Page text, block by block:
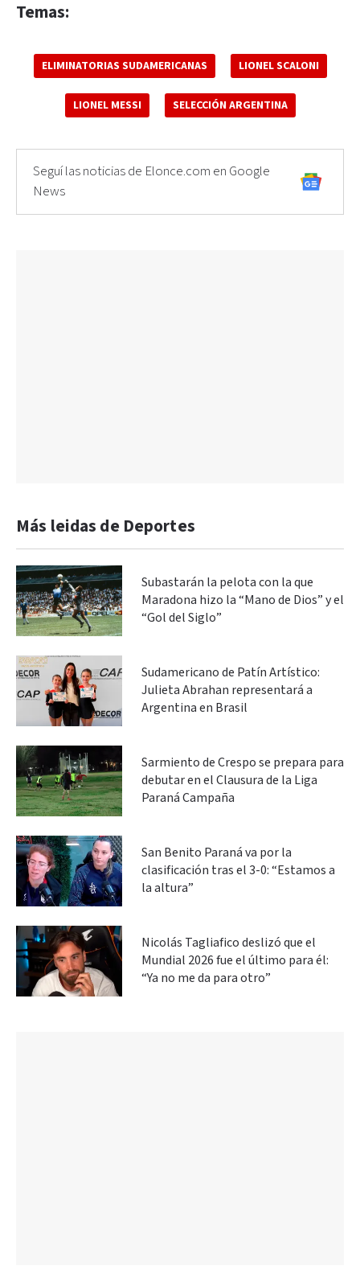
Temas:
ELIMINATORIAS SUDAMERICANAS LIONEL SCALONI
LIONEL MESSI SELECCIÓN ARGENTINA
Seguí las noticias de Elonce.com en Google
News
Más leidas de Deportes
Subastarán la pelota con la que
Maradona hizo la “Mano de Dios” y el
“Gol del Siglo”
Sudamericano de Patín Artístico:
Julieta Abrahan representará a
Argentina en Brasil
Sarmiento de Crespo se prepara para
debutar en el Clausura de la Liga
Paraná Campaña
San Benito Paraná va por la
clasificación tras el 3-0: “Estamos a
la altura”
Nicolás Tagliafico deslizó que el
Mundial 2026 fue el último para él:
“Ya no me da para otro”